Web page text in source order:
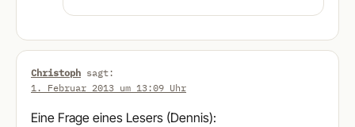
Christoph sagt:
1. Februar 2013 um 13:09 Uhr
Eine Frage eines Lesers (Dennis):